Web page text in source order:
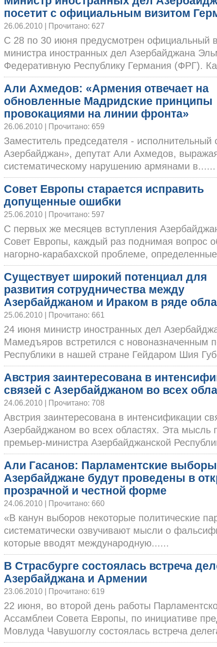
посетит с официальным визитом
26.06.2010 | Прочитано: 627
С 28 по 30 июня предусмотрен официальный
министра иностранных дел Азербайджана
Федеративную Республику Германия (ФРГ).
Али Ахмедов: «Армения отвечает на
обновленные Мадридские принципы
провокациями на линии фронта»
26.06.2010 | Прочитано: 659
Заместитель председателя - исполнительный
Азербайджан», депутат Али Ахмедов,
систематическому нарушению армянами в......
Совет Европы старается исправить
допущенные ошибки
25.06.2010 | Прочитано: 597
С первых же месяцев вступления
Совет Европы, каждый раз поднимая вопрос
нагорно-карабахской проблеме,
Существует широкий потенциал для
развития сотрудничества между
Азербайджаном и Ираком в ряде
25.06.2010 | Прочитано: 661
24 июня министр иностранных дел
Мамедъяров встретился с новоназначенным
Республики в нашей стране Гейдаром Шия
Австрия заинтересована в
связей с Азербайджаном во всех
24.06.2010 | Прочитано: 708
Австрия заинтересована в интенсификации
Азербайджаном во всех областях. Эта мысль
премьер-министра Азербайджанской
Али Гасанов: Парламентские
Азербайджане будут проведены в
прозрачной и честной форме
24.06.2010 | Прочитано: 660
«В канун выборов некоторые политические
систематически озвучивают мысли о
которые вводят международную......
В Страсбурге состоялась встреча
Азербайджана и Армении
23.06.2010 | Прочитано: 619
22 июня, во второй день работы
Ассамблеи Совета Европы, по инициативе
Мовлуда Чавушоглу состоялась встреча